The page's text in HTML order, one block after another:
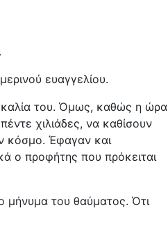
ευαγγελίου.
του. Όμως, καθώς η ώρα
χιλιάδες, να καθίσουν
κόσμο. Έφαγαν και
ο προφήτης που πρόκειται
μήνυμα του θαύματος. Ότι